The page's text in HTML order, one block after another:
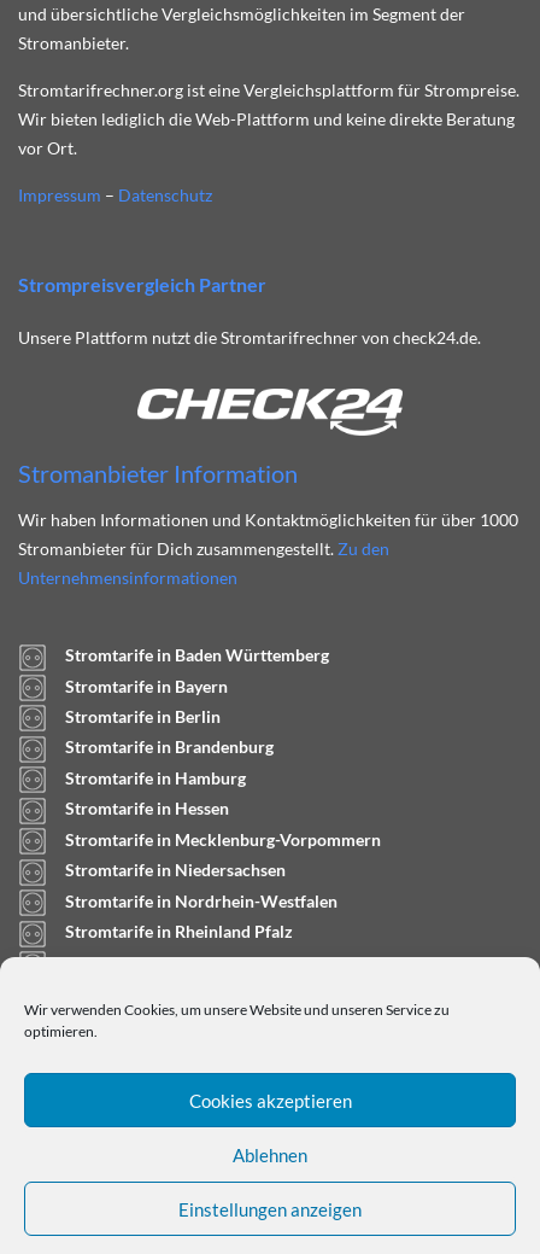
Wir verwenden Cookies, um unsere Website und unseren Service zu
optimieren.
Cookies akzeptieren
Ablehnen
Einstellungen anzeigen
und übersichtliche Vergleichsmöglichkeiten im Segment der
Stromanbieter.
Stromtarifrechner.org ist eine Vergleichsplattform für Strompreise.
Wir bieten lediglich die Web-Plattform und keine direkte Beratung
vor Ort.
Impressum – Datenschutz
Strompreisvergleich Partner
Unsere Plattform nutzt die Stromtarifrechner von check24.de.
Stromanbieter Information
Wir haben Informationen und Kontaktmöglichkeiten für über 1000
Stromanbieter für Dich zusammengestellt. Zu den
Unternehmensinformationen
Stromtarife in Baden Württemberg
Stromtarife in Bayern
Stromtarife in Berlin
Stromtarife in Brandenburg
Stromtarife in Hamburg
Stromtarife in Hessen
Stromtarife in Mecklenburg-Vorpommern
Stromtarife in Niedersachsen
Stromtarife in Nordrhein-Westfalen
Stromtarife in Rheinland Pfalz
Stromtarife in Saarland
Stromtarife in Schleswig-Holstein
Copyright © 2024stromtarifrechner.org